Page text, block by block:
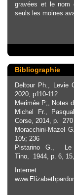
gravées et le nom
seuls les moines
Bibliographie
Deltour Ph., Levie
2020, p110-112
Merimée P;, Notes
Michel Fr.,
Corse, 2014, p. 270
Moracchini-Mazel
105; 236
Pistarino G., Le
Tino, 1944, p. 6,
Internet